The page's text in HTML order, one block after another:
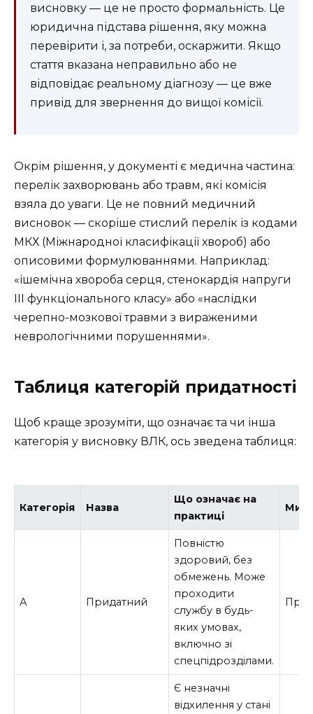
висновку — це не просто формальність. Це
юридична підстава рішення, яку можна
перевірити і, за потреби, оскаржити. Якщо
стаття вказана неправильно або не
відповідає реальному діагнозу — це вже
привід для звернення до вищої комісії.
Окрім рішення, у документі є медична частина:
перелік захворювань або травм, які комісія
взяла до уваги. Це не повний медичний
висновок — скоріше стислий перелік із кодами
МКХ (Міжнародної класифікації хвороб) або
описовими формулюваннями. Наприклад:
«ішемічна хвороба серця, стенокардія напруги
III функціонального класу» або «наслідки
черепно-мозкової травми з вираженими
неврологічними порушеннями».
Таблиця категорій придатності
Щоб краще зрозуміти, що означає та чи інша
категорія у висновку ВЛК, ось зведена таблиця:
Категорія Назва
Що означає на
практиці
А Придатний
Повністю
здоровий, без
обмежень. Може
проходити
службу в будь-
яких умовах,
включно зі
спецпідрозділами.
Є незначні
відхилення у стані